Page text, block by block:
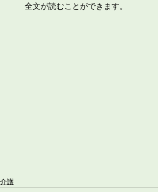
全文が読むことができます。
介護